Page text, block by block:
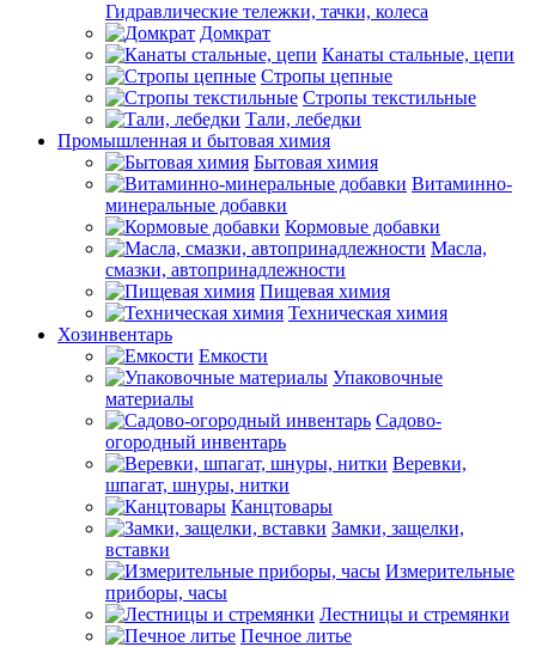
Гидравлические тележки, тачки, колеса
Домкрат
Канаты стальные, цепи
Стропы цепные
Стропы текстильные
Тали, лебедки
Промышленная и бытовая химия
Бытовая химия
Витаминно-
минеральные добавки
Кормовые добавки
Масла,
смазки, автопринадлежности
Пищевая химия
Техническая химия
Хозинвентарь
Емкости
Упаковочные
материалы
Садово-
огородный инвентарь
Веревки,
шпагат, шнуры, нитки
Канцтовары
Замки, защелки,
вставки
Измерительные
приборы, часы
Лестницы и стремянки
Печное литье